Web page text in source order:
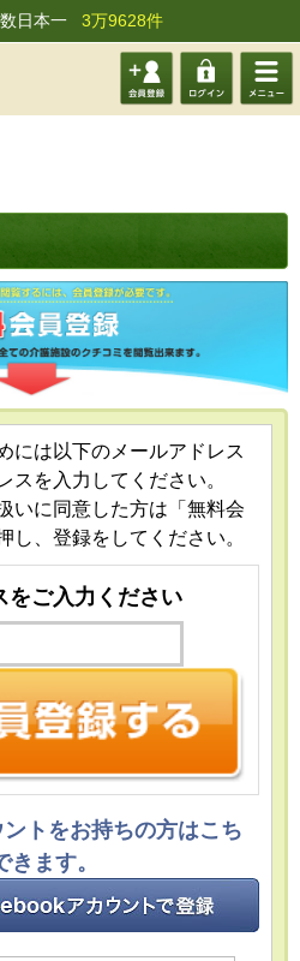
日本一 3万9628件
会員登 ログイ メニュ
には以下のメールアドレス
スを入力してください。
いに同意した方は「無料会
し、登録をしてください。
をご入力ください
トをお持ちの方はこち
ます。